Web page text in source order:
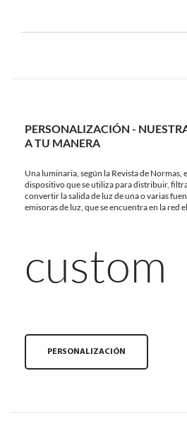
PERSONALIZACIÓN -
A TU MANERA
Una luminaria, según la Revista de Normas,
dispositivo que se utiliza para distribuir,
convertir la salida de luz de una o varias
emisoras de luz, que se encuentra en la red
custom
PERSONALIZACIÓN